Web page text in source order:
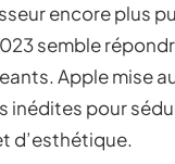
encore plus
semble
Apple mise
pour
d’esthétique.